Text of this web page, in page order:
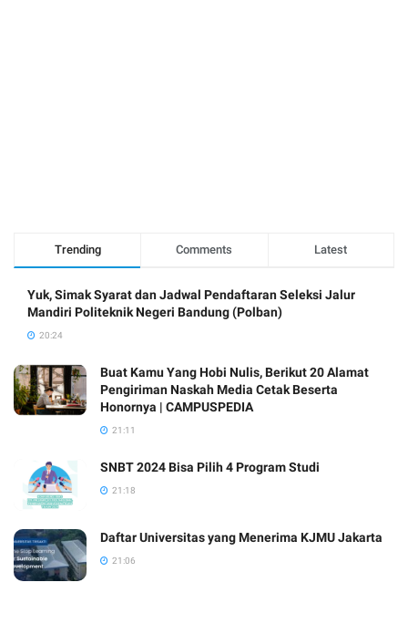
Trending Comments Latest
Yuk, Simak Syarat dan Jadwal Pendaftaran Seleksi Jalur
Mandiri Politeknik Negeri Bandung (Polban)
20:24
Buat Kamu Yang Hobi Nulis, Berikut 20 Alamat
Pengiriman Naskah Media Cetak Beserta
Honornya | CAMPUSPEDIA
21:11
SNBT 2024 Bisa Pilih 4 Program Studi
21:18
Daftar Universitas yang Menerima KJMU Jakarta
21:06